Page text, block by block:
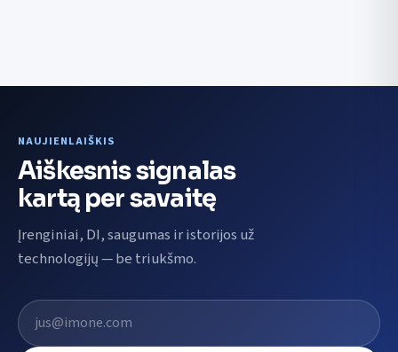
NAUJIENLAIŠKIS
Aiškesnis signalas
kartą per savaitę
Įrenginiai, DI, saugumas ir istorijos už
technologijų — be triukšmo.
El. pašto adresas